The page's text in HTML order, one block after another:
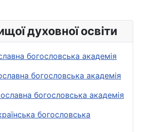
духовної освіти
богословська академія
богословська академія
богословська академія
богословська